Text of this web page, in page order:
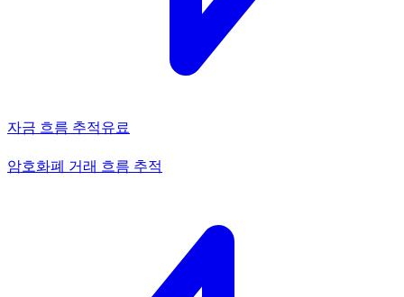
자금 흐름 추적유료
암호화폐 거래 흐름 추적